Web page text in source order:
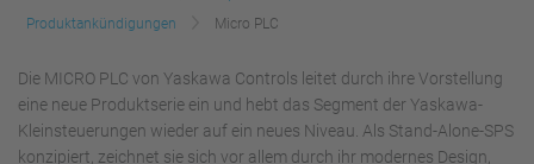
Produktankündigungen
Micro PLC
Die MICRO PLC von Yaskawa Controls leitet durch ihre Vorstellung
eine neue Produktserie ein und hebt das Segment der Yaskawa-
Kleinsteuerungen wieder auf ein neues Niveau. Als Stand-Alone-SPS
konzipiert, zeichnet sie sich vor allem durch ihr modernes Design,